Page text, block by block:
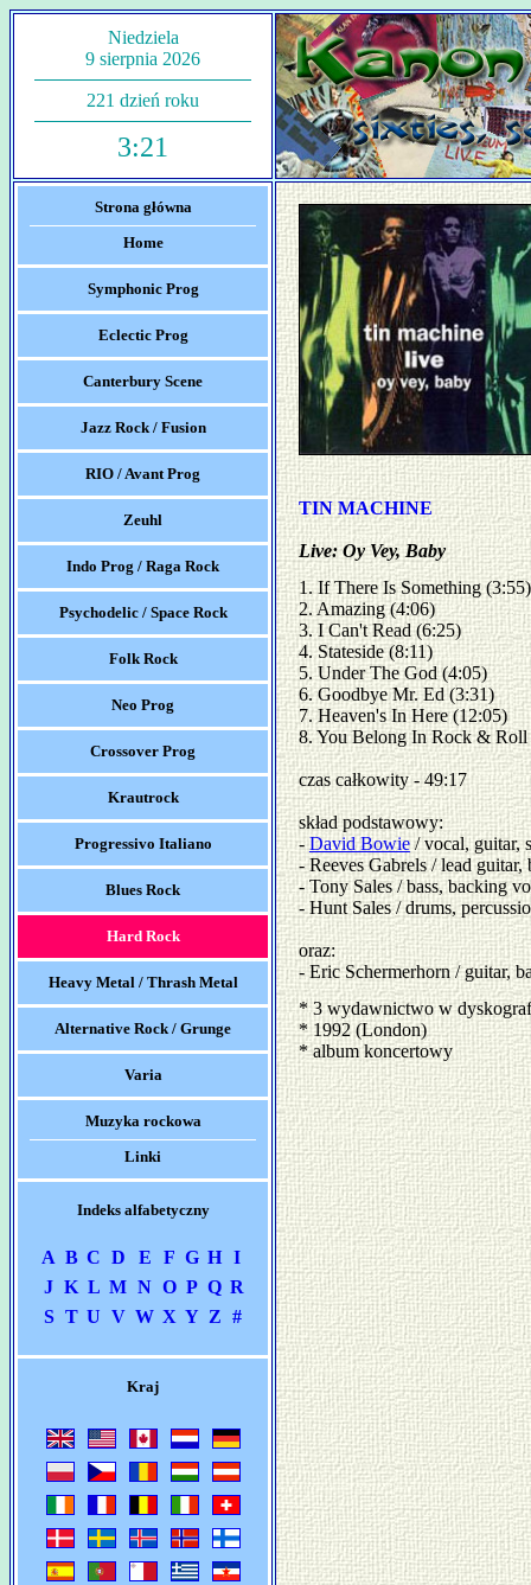
Niedziela
9 sierpnia 2026
221 dzień roku
3:21
Strona główna
Home
Symphonic Prog
Eclectic Prog
Canterbury Scene
Jazz Rock / Fusion
RIO / Avant Prog
Zeuhl
Indo Prog / Raga Rock
Psychodelic / Space Rock
Folk Rock
Neo Prog
Crossover Prog
Krautrock
Progressivo Italiano
Blues Rock
Hard Rock
Heavy Metal / Thrash Metal
Alternative Rock / Grunge
Varia
Muzyka rockowa
Linki
Indeks alfabetyczny
A B C D E F G H I
J K L M N O P Q R
S T U V W X Y Z #
Kraj
TIN MACHINE
Live: Oy Vey, Baby
1. If There Is Something (3:55)
2. Amazing (4:06)
3. I Can't Read (6:25)
4. Stateside (8:11)
5. Under The God (4:05)
6. Goodbye Mr. Ed (3:31)
7. Heaven's In Here (12:05)
8. You Belong In Rock & Roll
czas całkowity - 49:17
skład podstawowy:
- David Bowie / vocal, guitar,
- Reeves Gabrels / lead
- Tony Sales / bass, backing
- Hunt Sales / drums,
oraz:
- Eric Schermerhorn / guitar,
* 3 wydawnictwo w
* 1992 (London)
* album koncertowy